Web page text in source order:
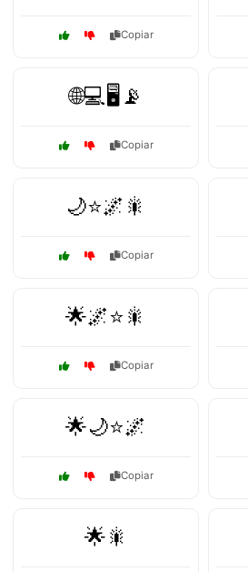
Copiar
🌐💻🖥️📡
Copiar
🌙⭐🌌🎇
Copiar
🌟🌌⭐🎇
Copiar
🌟🌙⭐🌌
Copiar
🌟🎇